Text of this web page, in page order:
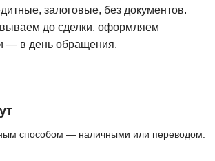
залоговые, без документов.
до сделки, оформляем
— в день обращения.
способом — наличными или переводом.